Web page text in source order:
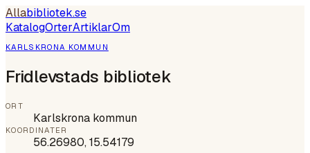
Allabibliotek.se
KatalogOrterArtiklarOm
KARLSKRONA KOMMUN
Fridlevstads bibliotek
ORT
Karlskrona kommun
KOORDINATER
56.26980,15.54179